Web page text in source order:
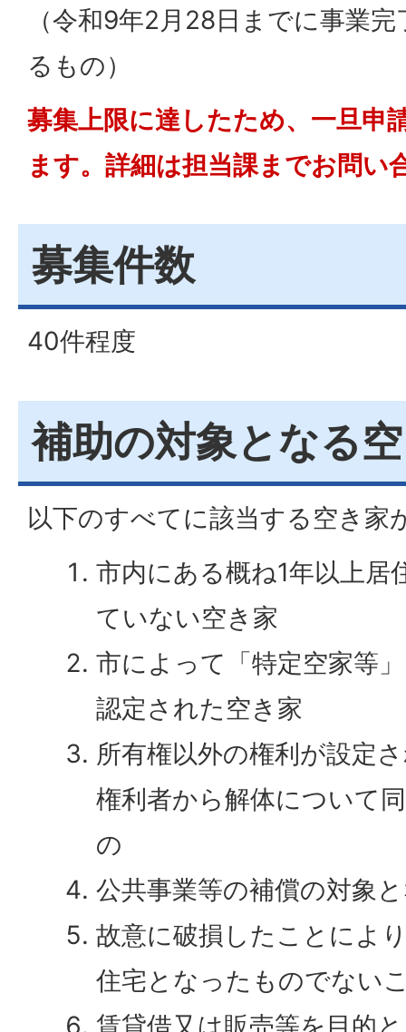
（令和9年2月28日までに事業
るもの）
募集上限に達したため、一旦申
ます。詳細は担当課までお問い
募集件数
40件程度
補助の対象となる
以下のすべてに該当する空き家
市内にある概ね1年以上居
ていない空き家
市によって「特定空家等
認定された空き家
所有権以外の権利が設定
権利者から解体について
の
公共事業等の補償の対象
故意に破損したことによ
住宅となったものでない